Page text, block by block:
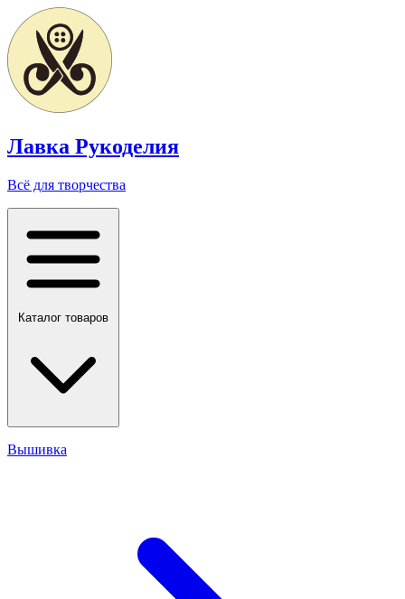
Лавка Рукоделия
Всё для творчества
Каталог товаров
Вышивка